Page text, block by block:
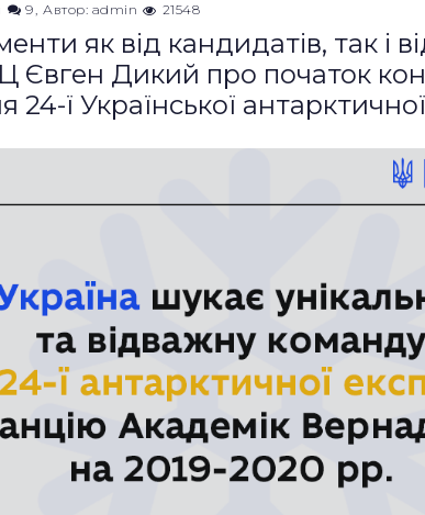
9 Автор: admin 21548
як від кандидатів, так і
Євген Дикий про початок
24-ї Української